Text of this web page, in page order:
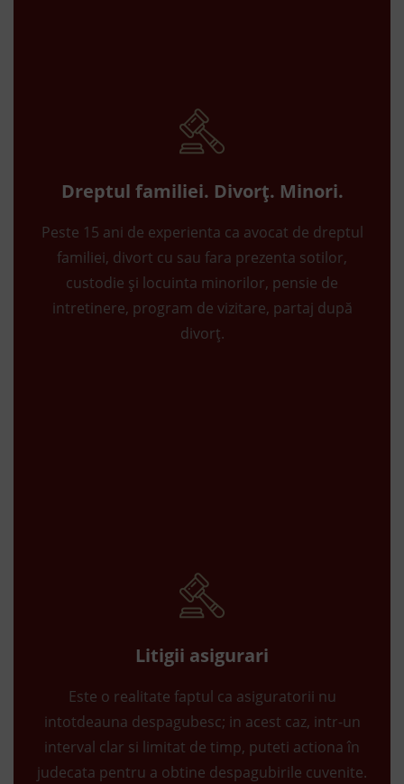
Dreptul familiei. Divorț. Minori.
Peste 15 ani de experienta ca avocat de dreptul
familiei, divort cu sau fara prezenta sotilor,
custodie și locuinta minorilor, pensie de
intretinere, program de vizitare, partaj după
divorț.
Litigii asigurari
Este o realitate faptul ca asiguratorii nu
intotdeauna despagubesc; in acest caz, intr-un
interval clar si limitat de timp, puteti actiona în
judecata pentru a obtine despagubirile cuvenite.